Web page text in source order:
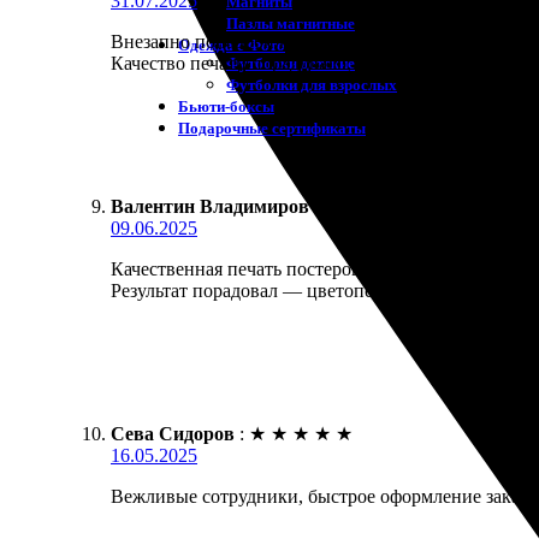
Пазлы магнитные
Одежда с Фото
Футболки детские
Футболки для взрослых
Бьюти-боксы
Подарочные сертификаты
Внезапно понадобились постеры. Заказал через
Качество печати порадовало, цвета яркие. Буду
Валентин Владимиров
09.06.2025
Качественная печать постеров, быстрое
Результат порадовал — цветопередача отличная,
Сева Сидоров : ★ ★ ★ ★ ★
16.05.2025
Вежливые сотрудники, быстрое оформление